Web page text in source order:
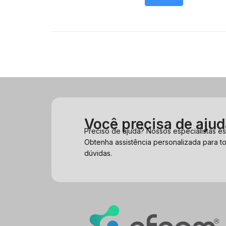
Você precisa de
Preciso de ajuda? Nossos especialistas
Obtenha assistência personalizada para
dúvidas.